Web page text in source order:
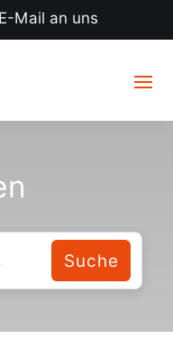
E-Mail an uns